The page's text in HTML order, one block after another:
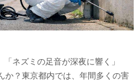
ネズミの足音が深夜に響く」
？東京都内では、年間多くの害